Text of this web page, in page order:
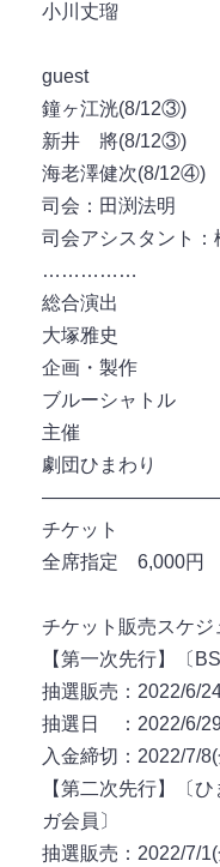
小川丈瑠
guest
鐘ヶ江洸(8/12③)
新井 將(8/12③)
海老澤健次(8/
司会：田渕法明
司会アシスタント：
……………
総合演出
大塚雅史
企画・製作
ブルーシャトル
主催
劇団ひまわり
チケット
全席指定 6,000円
チケット販売スケジ
【第一次先行】〔
抽選販売：2022/6/
抽選日 ：2022/6/
入金締切：2022/7/
【第二次先行】〔
ガ会員〕
抽選販売：2022/7/